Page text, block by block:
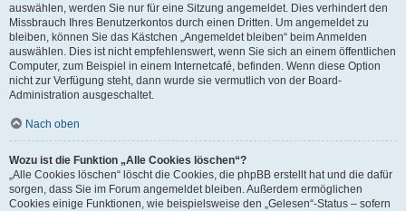
auswählen, werden Sie nur für eine Sitzung angemeldet. Dies verhindert den
Missbrauch Ihres Benutzerkontos durch einen Dritten. Um angemeldet zu
bleiben, können Sie das Kästchen „Angemeldet bleiben“ beim Anmelden
auswählen. Dies ist nicht empfehlenswert, wenn Sie sich an einem öffentlichen
Computer, zum Beispiel in einem Internetcafé, befinden. Wenn diese Option
nicht zur Verfügung steht, dann wurde sie vermutlich von der Board-
Administration ausgeschaltet.
Nach oben
Wozu ist die Funktion „Alle Cookies löschen“?
„Alle Cookies löschen“ löscht die Cookies, die phpBB erstellt hat und die dafür
sorgen, dass Sie im Forum angemeldet bleiben. Außerdem ermöglichen
Cookies einige Funktionen, wie beispielsweise den „Gelesen“-Status – sofern